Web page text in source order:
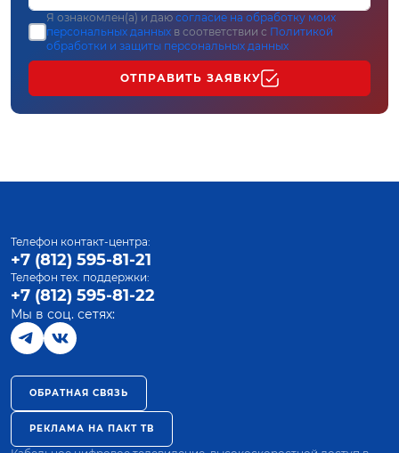
Я ознакомлен(а) и даю согласие на обработку моих
персональных данных в соответствии с Политикой
обработки и защиты персональных данных
ОТПРАВИТЬ ЗАЯВКУ
Телефон контакт-центра:
+7 (812) 595-81-21
Телефон тех. поддержки:
+7 (812) 595-81-22
Мы в соц. сетях:
ОБРАТНАЯ СВЯЗЬ
РЕКЛАМА НА ПАКТ ТВ